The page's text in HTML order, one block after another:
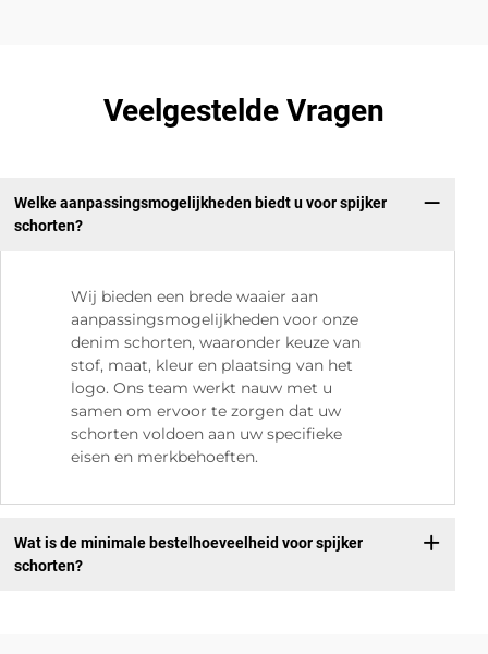
Veelgestelde Vragen
Welke aanpassingsmogelijkheden biedt u voor spijker
schorten?
Wij bieden een brede waaier aan
aanpassingsmogelijkheden voor onze
denim schorten, waaronder keuze van
stof, maat, kleur en plaatsing van het
logo. Ons team werkt nauw met u
samen om ervoor te zorgen dat uw
schorten voldoen aan uw specifieke
eisen en merkbehoeften.
Wat is de minimale bestelhoeveelheid voor spijker
schorten?